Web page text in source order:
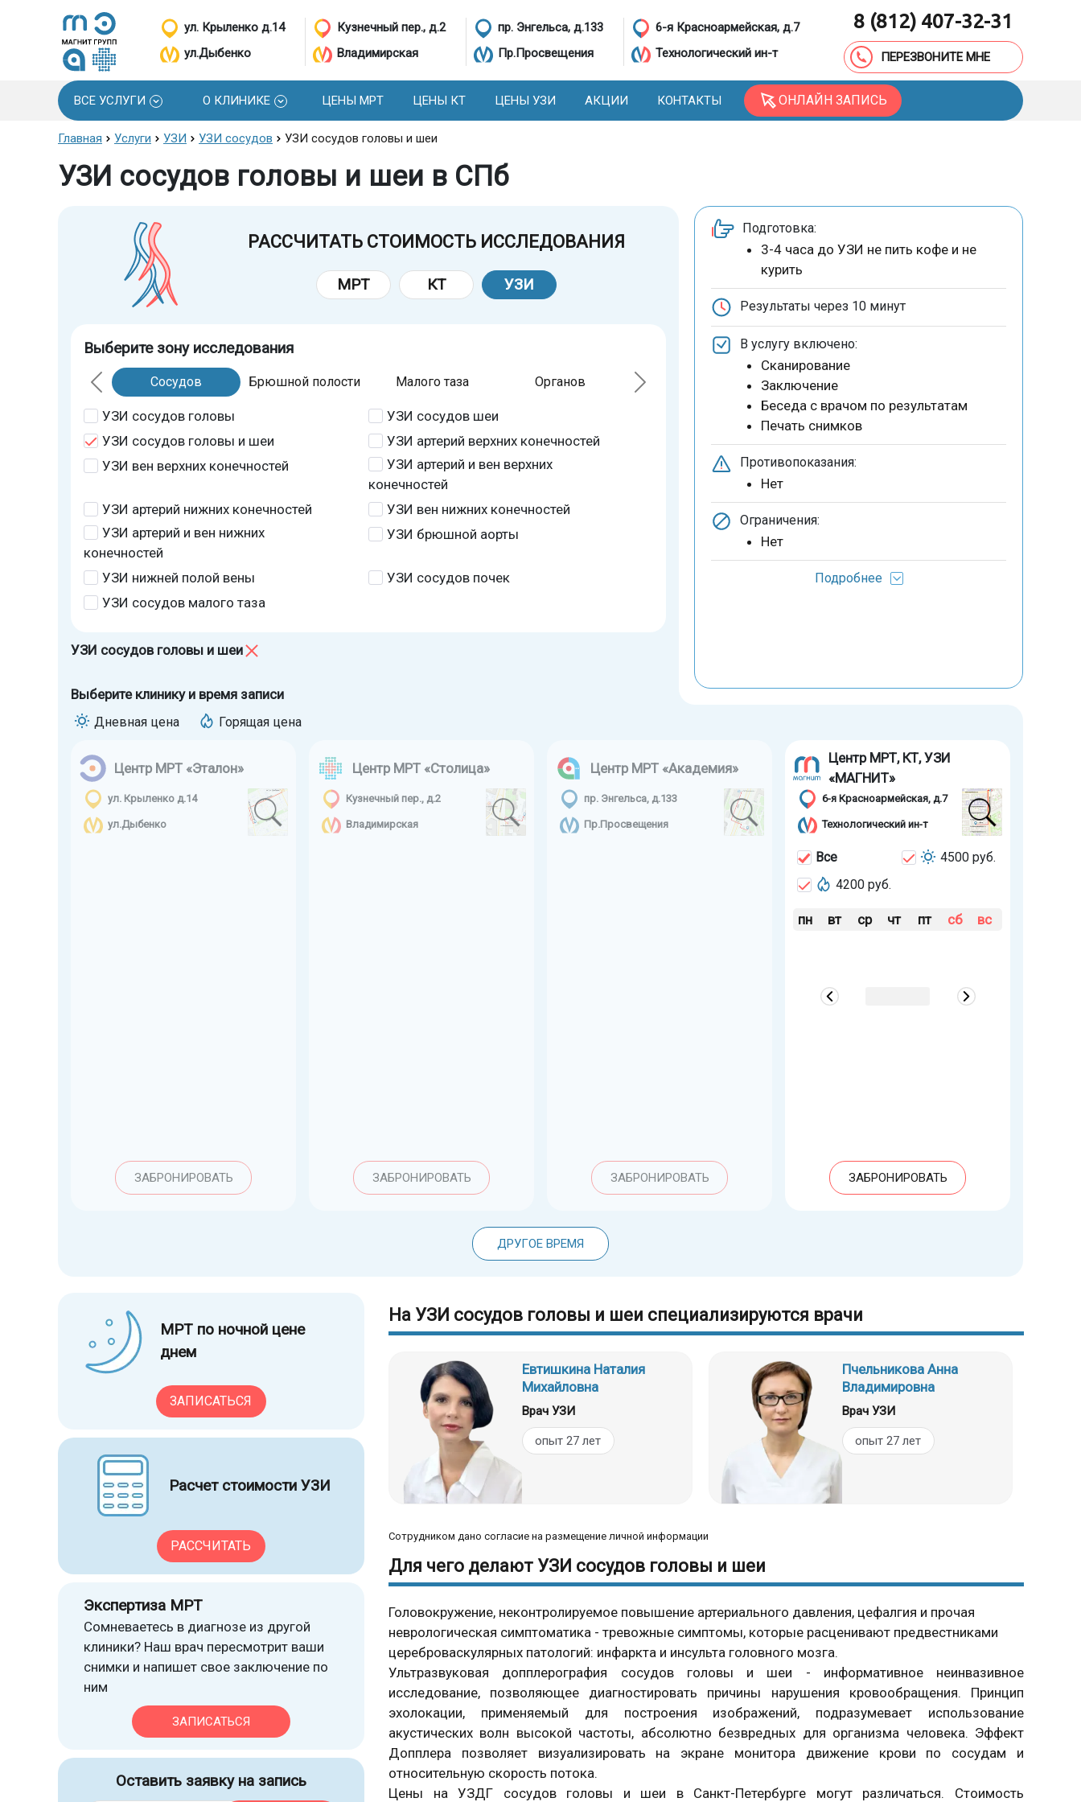
ул. Крыленко д.14
ул.Дыбенко
Кузнечный пер., д.2
Владимирская
пр. Энгельса, д.133
Пр.Просвещения
6-я Красноармейская, д.7
Технологический ин-т
8 (812) 407-32-31
ПЕРЕЗВОНИТЕ МНЕ
ВСЕ УСЛУГИ О КЛИНИКЕ ЦЕНЫ МРТ ЦЕНЫ КТ ЦЕНЫ УЗИ АКЦИИ КОНТАКТЫ ОНЛАЙН ЗАПИСЬ
Главная Услуги УЗИ УЗИ сосудов УЗИ сосудов головы и шеи
УЗИ сосудов головы и шеи в СПб
РАССЧИТАТЬ СТОИМОСТЬ ИССЛЕДОВАНИЯ
МРТ КТ УЗИ
Выберите зону исследования
Сосудов Брюшной полости Малого таза Органов
УЗИ сосудов головы
УЗИ сосудов шеи
УЗИ сосудов головы и шеи
УЗИ артерий верхних конечностей
УЗИ вен верхних конечностей
УЗИ артерий и вен верхних
конечностей
УЗИ артерий нижних конечностей
УЗИ вен нижних конечностей
УЗИ артерий и вен нижних
конечностей
УЗИ брюшной аорты
УЗИ нижней полой вены
УЗИ сосудов почек
УЗИ сосудов малого таза
УЗИ сосудов головы и шеи
Выберите клинику и время записи
Подготовка:
3-4 часа до УЗИ не пить кофе и не
курить
Результаты через 10 минут
В услугу включено:
Сканирование
Заключение
Беседа с врачом по результатам
Печать снимков
Противопоказания:
Нет
Ограничения:
Нет
Подробнее
Дневная цена Горящая цена
Центр МРТ «Эталон»
ул. Крыленко д.14
ул.Дыбенко
ЗАБРОНИРОВАТЬ
Центр МРТ «Столица»
Кузнечный пер., д.2
Владимирская
ЗАБРОНИРОВАТЬ
Центр МРТ «Академия»
пр. Энгельса, д.133
Пр.Просвещения
ЗАБРОНИРОВАТЬ
Центр МРТ, КТ, УЗИ
«МАГНИТ»
6-я Красноармейская, д.7
Технологический ин-т
Все
4500 руб.
4200 руб.
пн вт ср чт пт сб вс
ЗАБРОНИРОВАТЬ
ДРУГОЕ ВРЕМЯ
МРТ по ночной цене
днем
ЗАПИСАТЬСЯ
Расчет стоимости УЗИ
РАССЧИТАТЬ
Экспертиза МРТ
Сомневаетесь в диагнозе из другой
клиники? Наш врач пересмотрит ваши
снимки и напишет свое заключение по
ним
ЗАПИСАТЬСЯ
Оставить заявку на запись
На УЗИ сосудов головы и шеи специализируются врачи
Евтишкина Наталия
Михайловна
Врач УЗИ
опыт 27 лет
Пчельникова Анна
Владимировна
Врач УЗИ
опыт 27 лет
Сотрудником дано согласие на размещение личной информации
Для чего делают УЗИ сосудов головы и шеи
Головокружение, неконтролируемое повышение артериального давления, цефалгия и прочая
неврологическая симптоматика - тревожные симптомы, которые расценивают предвестниками
цереброваскулярных патологий: инфаркта и инсульта головного мозга.
Ультразвуковая допплерография сосудов головы и шеи - информативное неинвазивное
исследование, позволяющее диагностировать причины нарушения кровообращения. Принцип
эхолокации, применяемый для построения изображений, подразумевает использование
акустических волн высокой частоты, абсолютно безвредных для организма человека. Эффект
Допплера позволяет визуализировать на экране монитора движение крови по сосудам и
относительную скорость потока.
Цены на УЗДГ сосудов головы и шеи в Санкт-Петербурге могут различаться. Стоимость